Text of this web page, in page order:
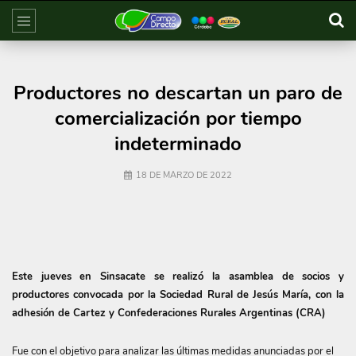
Productores no descartan un paro de
comercialización por tiempo
indeterminado
18 DE MARZO DE 2022
Este jueves en Sinsacate se realizó la asamblea de socios y
productores convocada por la Sociedad Rural de Jesús María, con la
adhesión de Cartez y Confederaciones Rurales Argentinas (CRA)
Fue con el objetivo para analizar las últimas medidas anunciadas por el